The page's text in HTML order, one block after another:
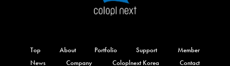
Top About Portfolio Support
Member
News
Company Coloplnext Korea Contact